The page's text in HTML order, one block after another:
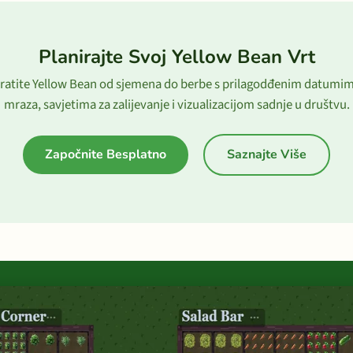
Planirajte Svoj Yellow Bean Vrt
Yellow Bean od sjemena do berbe s prilagodđenim
mraza, savjetima za zalijevanje i vizualizacijom sadnje u društvu.
Započnite Besplatno Saznajte Više